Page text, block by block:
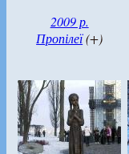
2009 р.
Пропілеї(+)